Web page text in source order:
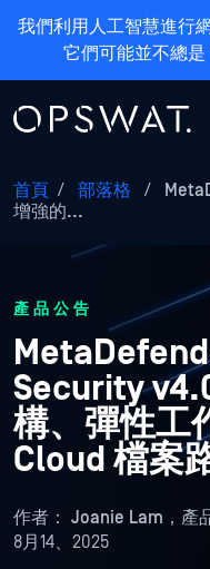
我們利用人工智慧進行
它們可能並不總是
首頁 / 部落格 /
增強的...
產品公告
Security
構、彈性工
Cloud 檔案
作者： Joanie Lam，產
8月14、2025